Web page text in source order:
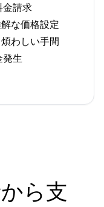
金請求
な価格設定
わしい手間
生
ら支